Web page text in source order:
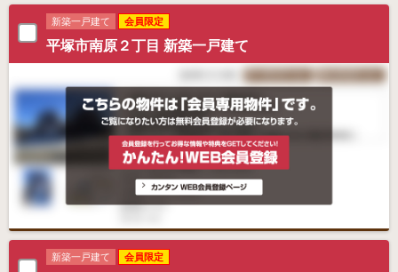
新築一戸建て 会員限定
平塚市南原２丁目 新築一戸建て
新築一戸建て 会員限定